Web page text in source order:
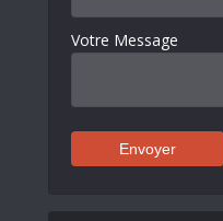
Votre Message